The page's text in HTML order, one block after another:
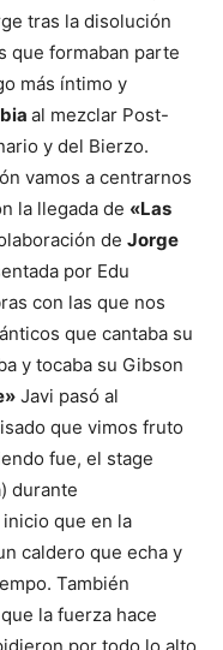
tras la disolución
que formaban parte
más íntimo y
al mezclar Post-
y del Bierzo.
vamos a centrarnos
la llegada de «Las
de Jorge
por Edu
con las que nos
que cantaba su
y tocaba su Gibson
Javi pasó al
que vimos fruto
fue, el stage
durante
que en la
caldero que echa y
También
la fuerza hace